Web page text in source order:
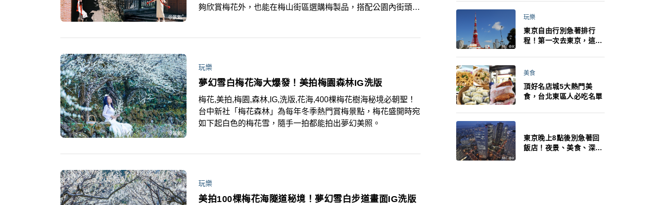
夠欣賞梅花外，也能在梅山街區選購梅製品，搭配公園內街頭藝
玩樂
夢幻雪白梅花海大爆發！美拍梅園森林IG洗版
梅花,美拍,梅園,森林,IG,洗版,花海,400棵梅花樹海秘境必朝聖！
台中新社「梅花森林」為每年冬季熱門賞梅景點，梅花盛開時宛
如下起白色的梅花雪，隨手一拍都能拍出夢幻美照。
玩樂
美拍100棵梅花海隧道秘境！夢幻雪白步道畫面IG洗版
玩樂
東京自由行別急著排行
程！第一次去東京，這10
美食
頂好名店城5大熱門美
食，台北東區人必吃名單
東京晚上8點後別急著回
飯店！夜景、美食、深夜